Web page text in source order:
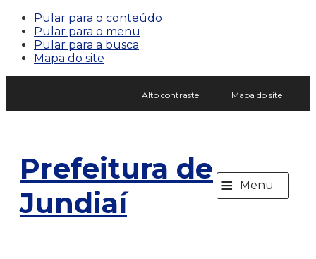
Pular para o conteúdo
Pular para o menu
Pular para a busca
Mapa do site
Alto contraste Mapa do site
Prefeitura de
Jundiaí
≡ Menu